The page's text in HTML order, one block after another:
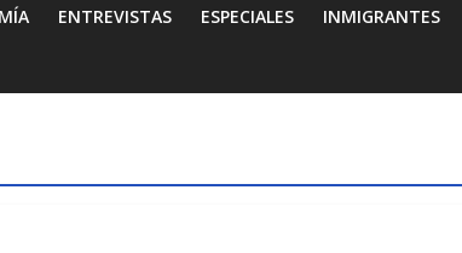
ENTREVISTAS ESPECIALES INMIGRANTES